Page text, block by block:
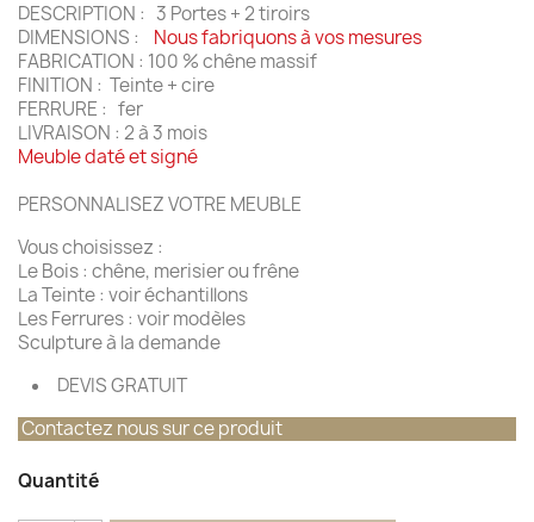
DESCRIPTION : 3 Portes + 2 tiroirs
DIMENSIONS : Nous fabriquons à vos mesures
FABRICATION : 100 % chêne massif
FINITION : Teinte + cire
FERRURE : fer
LIVRAISON : 2 à 3 mois
Meuble daté et signé
PERSONNALISEZ VOTRE MEUBLE
Vous choisissez :
Le Bois : chêne, merisier ou frêne
La Teinte : voir échantillons
Les Ferrures : voir modèles
Sculpture à la demande
DEVIS GRATUIT
Contactez nous sur ce produit
Quantité